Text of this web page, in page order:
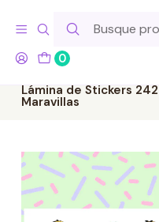
0
Hola! Si tu pedido incluye
ten en cuenta este tiempo
Inicio Lo Hacemos
Lámina de Stickers
Maravillas